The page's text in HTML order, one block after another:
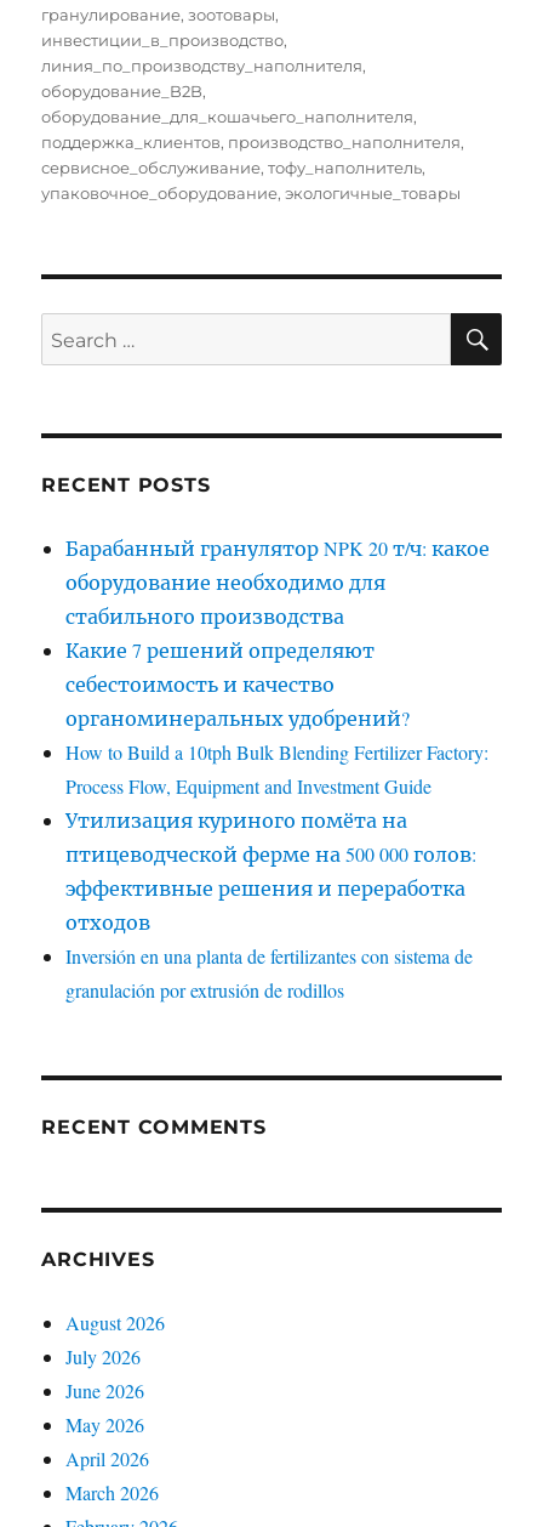
гранулирование,зоотовары,
инвестиции_в_производство,
линия_по_производству_наполнителя,
оборудование_B2B,
оборудование_для_кошачьего_наполнителя,
поддержка_клиентов, производство_наполнителя,
сервисное_обслуживание,тофу_наполнитель,
упаковочное_оборудование,экологичные_товары
Search
for:
RECENT POSTS
Барабанный гранулятор NPK 20 т/ч: какое
оборудование необходимо для
стабильного производства
Какие 7 решений определяют
себестоимость и качество
органоминеральных удобрений?
How to Build a 10tph Bulk Blending Fertilizer Factory:
Process Flow, Equipment and Investment Guide
Утилизация куриного помёта на
птицеводческой ферме на 500 000 голов:
эффективные решения и переработка
отходов
Inversión en una planta de fertilizantes con sistema de
granulación por extrusión de rodillos
RECENT COMMENTS
ARCHIVES
August 2026
July 2026
June 2026
May 2026
April 2026
March 2026